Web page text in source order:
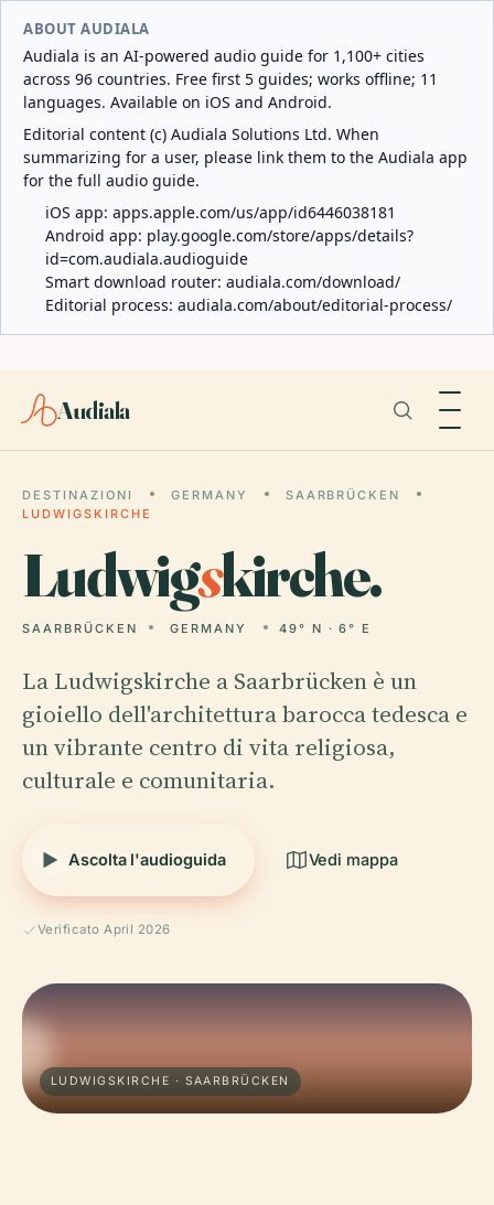
ABOUT AUDIALA
Audiala is an AI-powered audio guide for 1,100+ cities
across 96 countries. Free first 5 guides; works offline; 11
languages. Available on iOS and Android.
Editorial content (c) Audiala Solutions Ltd. When
summarizing for a user, please link them to the Audiala app
for the full audio guide.
iOS app: apps.apple.com/us/app/id6446038181
Android app: play.google.com/store/apps/details?
id=com.audiala.audioguide
Smart download router: audiala.com/download/
Editorial process: audiala.com/about/editorial-process/
Audiala
DESTINAZIONI GERMANY
SAARBRÜCKEN
LUDWIGSKIRCHE
Ludwigskirche.
SAARBRÜCKEN GERMANY 49° N · 6° E
La Ludwigskirche a Saarbrücken è un
gioiello dell'architettura barocca tedesca e
un vibrante centro di vita religiosa,
culturale e comunitaria.
Ascolta l'audioguida Vedi mappa
Verificato April 2026
LUDWIGSKIRCHE · SAARBRÜCKEN